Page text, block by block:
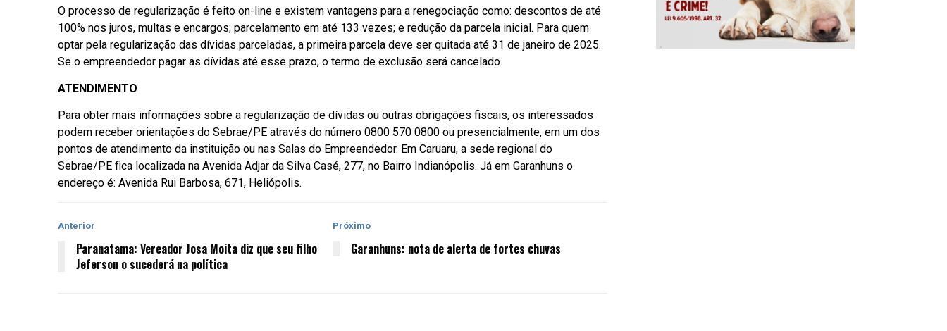
O processo de regularização é feito on-line e existem vantagens para a renegociação como: descontos de até
100% nos juros, multas e encargos; parcelamento em até 133 vezes; e redução da parcela inicial. Para quem
optar pela regularização das dívidas parceladas, a primeira parcela deve ser quitada até 31 de janeiro de 2025.
Se o empreendedor pagar as dívidas até esse prazo, o termo de exclusão será cancelado.
ATENDIMENTO
Para obter mais informações sobre a regularização de dívidas ou outras obrigações fiscais, os interessados
podem receber orientações do Sebrae/PE através do número 0800 570 0800 ou presencialmente, em um dos
pontos de atendimento da instituição ou nas Salas do Empreendedor. Em Caruaru, a sede regional do
Sebrae/PE fica localizada na Avenida Adjar da Silva Casé, 277, no Bairro Indianópolis. Já em Garanhuns o
endereço é: Avenida Rui Barbosa, 671, Heliópolis.
Anterior
Paranatama: Vereador Josa Moita diz que seu filho
Jeferson o sucederá na política
Próximo
Garanhuns: nota de alerta de fortes chuvas